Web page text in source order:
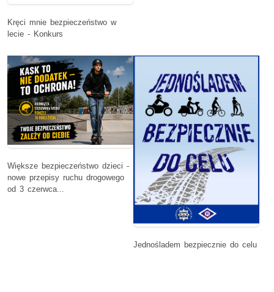
Kręci mnie bezpieczeństwo w
lecie - Konkurs
Większe bezpieczeństwo dzieci -
nowe przepisy ruchu drogowego
od 3 czerwca...
Jednośladem bezpiecznie do celu